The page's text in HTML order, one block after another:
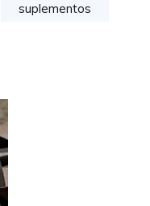
suplementos